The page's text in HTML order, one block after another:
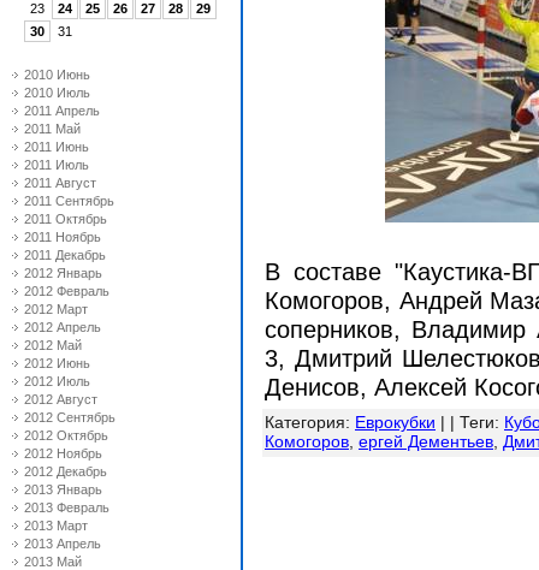
23
24 25 26 27 28
29
30
31
2010 Июнь
2010 Июль
2011 Апрель
2011 Май
2011 Июнь
2011 Июль
2011 Август
2011 Сентябрь
2011 Октябрь
2011 Ноябрь
2011 Декабрь
2012 Январь
2012 Февраль
2012 Март
2012 Апрель
2012 Май
2012 Июнь
2012 Июль
2012 Август
2012 Сентябрь
2012 Октябрь
2012 Ноябрь
2012 Декабрь
2013 Январь
2013 Февраль
2013 Март
2013 Апрель
2013 Май
В составе "Каустика-
Комогоров, Андрей
соперников, Владимир
3, Дмитрий
Денисов, Алексей
Категория: Еврокубки | | Теги:
Комогоров ергей Дементьев